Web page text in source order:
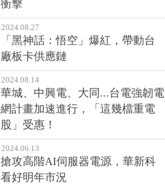
衝擊
2024.08.27
「黑神話：悟空」爆紅，帶動台
廠板卡供應鏈
2024.08.14
華城、中興電、大同...台電強韌電
網計畫加速進行，「這幾檔重電
股」受惠！
2024.06.13
搶攻高階AI伺服器電源，華新科
看好明年市況